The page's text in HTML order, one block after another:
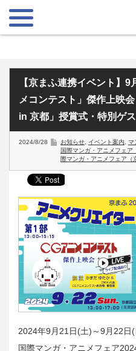
【京まふ連携イベント】
メコンテスト」傑作上映
in 京都」授賞式・特別ゲ
2024/8/28 お知らせ イベント案内 マ
国際マンガ・アニメフェア
際マンガ・アニメフェア（
2024年9月21日(土)～9月22日
国際マンガ・アニメフェア